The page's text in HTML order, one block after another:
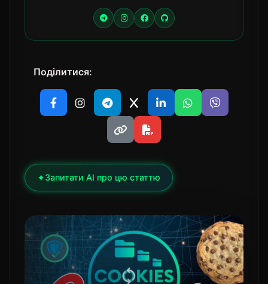
Поділитися:
✦Запитати AI про цю статтю